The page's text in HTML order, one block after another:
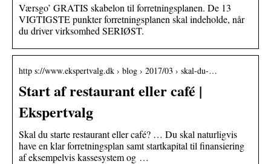
Værsgo’ GRATIS skabelon til forretningsplanen. De 13
VIGTIGSTE punkter forretningsplanen skal indeholde, når
du driver virksomhed SERIØST.
http s://www.ekspertvalg.dk › blog › 2017/03 › skal-du-…
Start af restaurant eller café |
Ekspertvalg
Skal du starte restaurant eller café? … Du skal naturligvis
have en klar forretningsplan samt startkapital til finansiering
af eksempelvis kassesystem og …